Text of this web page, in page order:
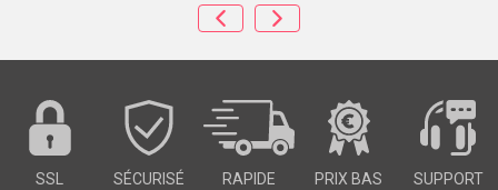
SSL SÉCURISÉ RAPIDE PRIX BAS SUPPORT